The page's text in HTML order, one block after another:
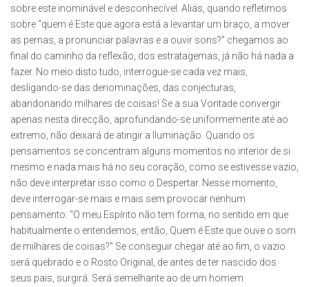
sobre este inominável e desconhecível. Aliás, quando refletimos
sobre “quem é Este que agora está a levantar um braço, a mover
as pernas, a pronunciar palavras e a ouvir sons?” chegamos ao
final do caminho da reflexão, dos estratagemas, já não há nada a
fazer. No meio disto tudo, interrogue-se cada vez mais,
desligando-se das denominações, das conjecturas,
abandonando milhares de coisas! Se a sua Vontade convergir
apenas nesta direcção, aprofundando-se uniformemente até ao
extremo, não deixará de atingir a Iluminação. Quando os
pensamentos se concentram alguns momentos no interior de si
mesmo e nada mais há no seu coração, como se estivesse vazio,
não deve interpretar isso como o Despertar. Nesse momento,
deve interrogar-se mais e mais sem provocar nenhum
pensamento: “O meu Espírito não tem forma, no sentido em que
habitualmente o entendemos, então, Quem é Este que ouve o som
de milhares de coisas?” Se conseguir chegar até ao fim, o vazio
será quebrado e o Rosto Original, de antes de ter nascido dos
seus pais, surgirá. Será semelhante ao de um homem